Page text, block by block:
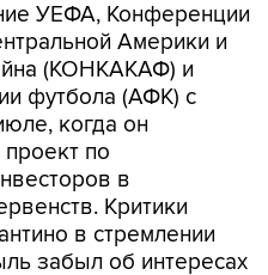
УЕФА, Конференции
Америки и
(КОНКАКАФ) и
футбола (АФК) с
когда он
по
в
Критики
в стремлении
забыл об интересах